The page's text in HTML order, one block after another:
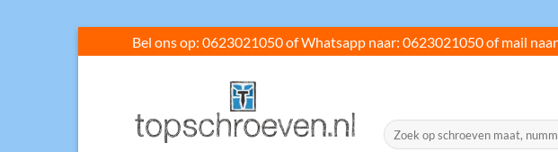
naar
Bel ons op: 0623021050 of Whatsapp naar: 0623021050 of mail
Zoeken
naar: